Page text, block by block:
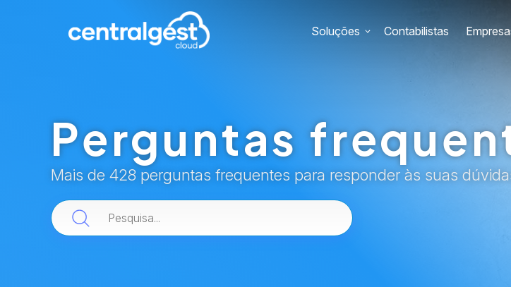
Soluções Contabilistas
Perguntas
Mais de 428 perguntas frequentes para responder às suas